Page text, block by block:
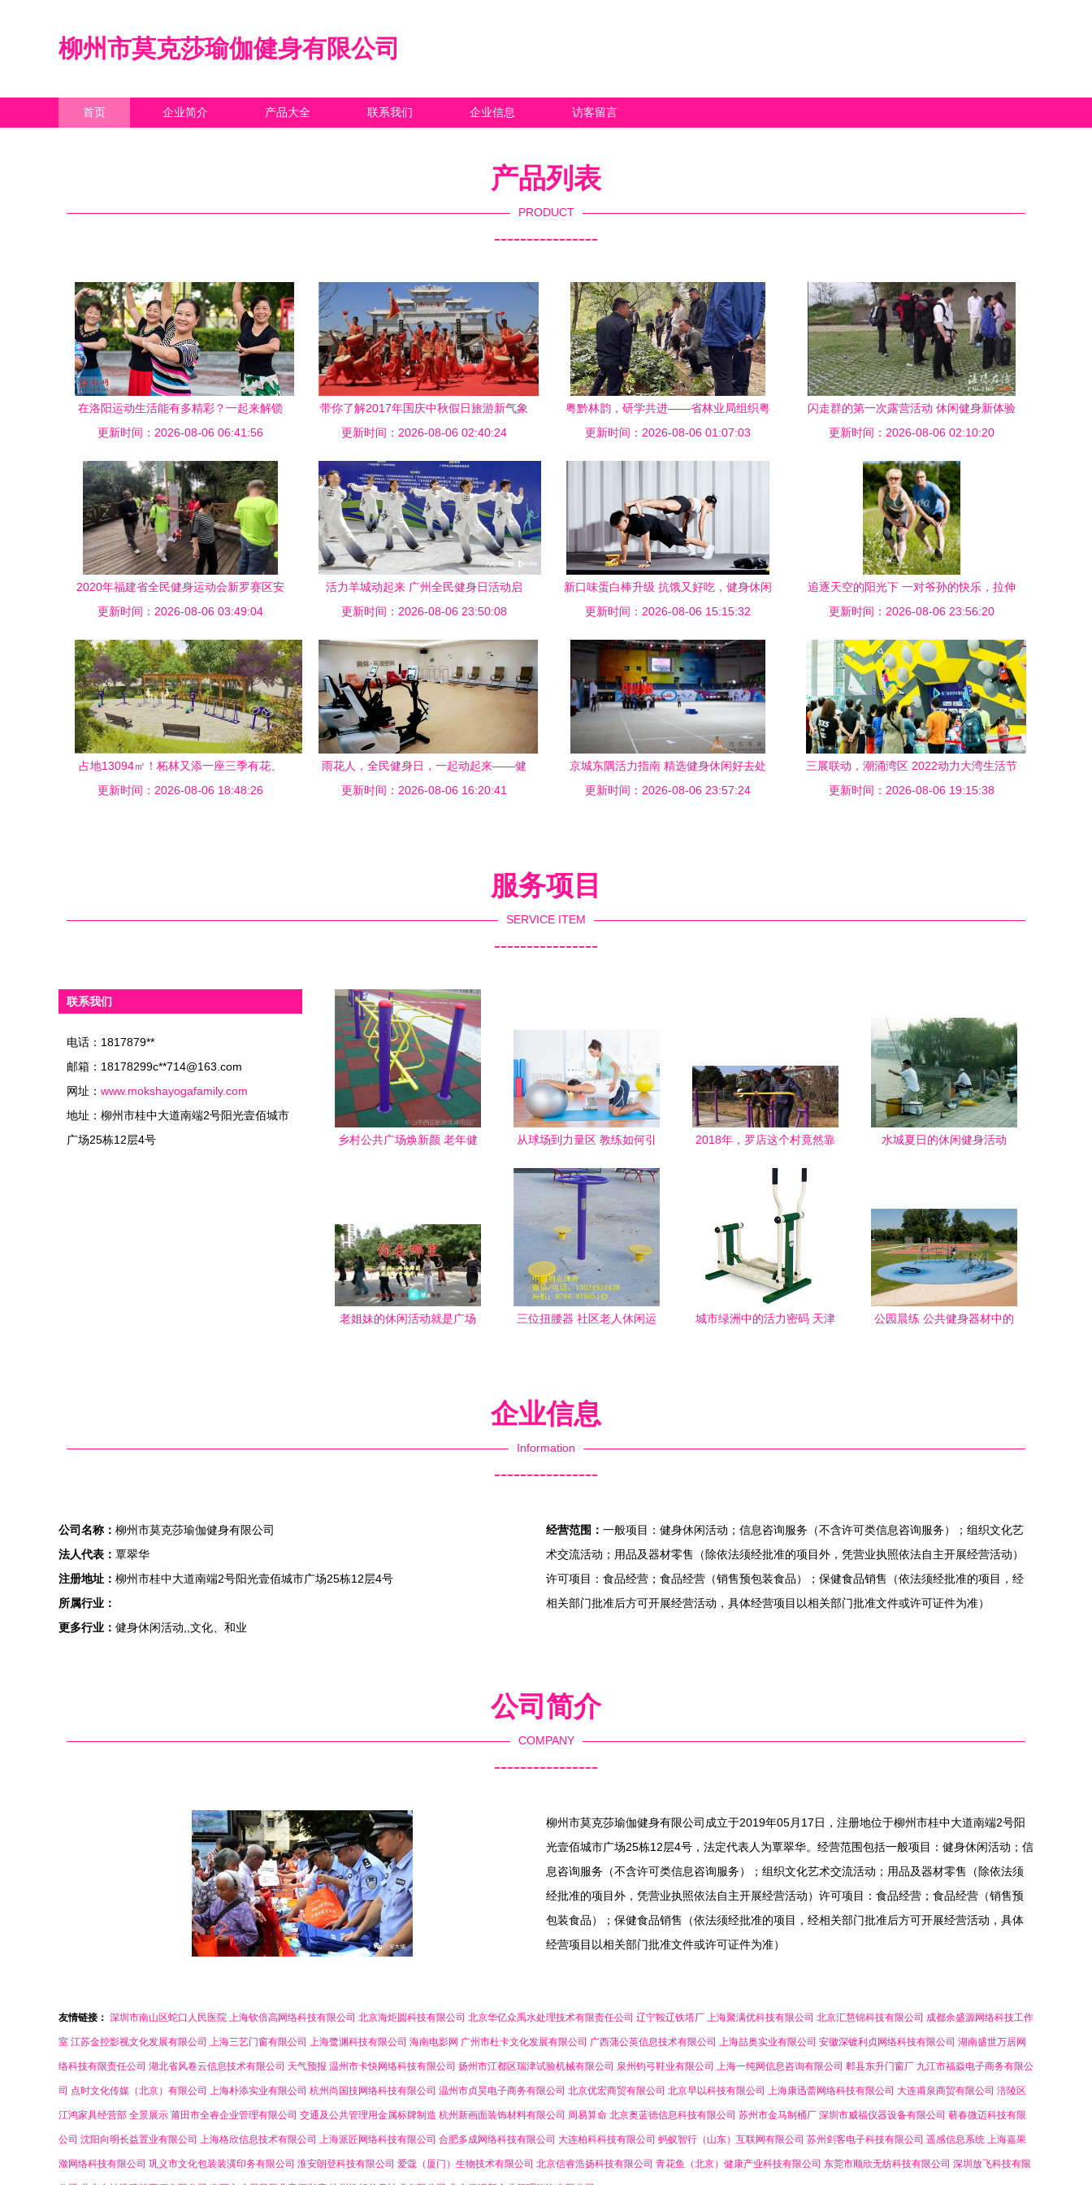
柳州市莫克莎瑜伽健身有限公司
首页 企业简介 产品大全 联系我们 企业信息 访客留言
产品列表
PRODUCT
----------------
在洛阳运动生活能有多精彩？一起来解锁
健身休闲新玩法！
更新时间：2026-08-06 06:41:56
带你了解2017年国庆中秋假日旅游新气象
濮阳引领健身休闲潮
更新时间：2026-08-06 02:40:24
粤黔林韵，研学共进——省林业局组织粤
黔林业学习交流人员开展集中研学与健身
更新时间：2026-08-06 01:07:03
闪走群的第一次露营活动 休闲健身新体验
更新时间：2026-08-06 02:10:20
2020年福建省全民健身运动会新罗赛区安
利栈道健步走活动圆满举行
更新时间：2026-08-06 03:49:04
活力羊城动起来 广州全民健身日活动启
动，50余项活动贯穿八月
更新时间：2026-08-06 23:50:08
新口味蛋白棒升级 抗饿又好吃，健身休闲
的理想伴侣
更新时间：2026-08-06 15:15:32
追逐天空的阳光下 一对爷孙的快乐，拉伸
在健康的对话里
更新时间：2026-08-06 23:56:20
占地13094㎡！柘林又添一座三季有花、
四季有景的新公园
更新时间：2026-08-06 18:48:26
雨花人，全民健身日，一起动起来——健
身休闲正当时
更新时间：2026-08-06 16:20:41
京城东隅活力指南 精选健身休闲好去处
更新时间：2026-08-06 23:57:24
三展联动，潮涌湾区 2022动力大湾生活节
聚力打造多元运动空间与全民健身新风尚
更新时间：2026-08-06 19:15:38
服务项目
SERVICE ITEM
----------------
联系我们
电话：1817879**
邮箱：18178299c**714@163.com
网址： www.mokshayogafamily.com
地址：柳州市桂中大道南端2号阳光壹佰城市
广场25栋12层4号
乡村公共广场焕新颜 老年健
从球场到力量区 教练如何引
2018年，罗店这个村竟然靠
水城夏日的休闲健身活动
老姐妹的休闲活动就是广场
三位扭腰器 社区老人休闲运
城市绿洲中的活力密码 天津
公园晨练 公共健身器材中的
企业信息
Information
----------------
公司名称： 柳州市莫克莎瑜伽健身有限公司
法人代表： 覃翠华
注册地址： 柳州市桂中大道南端2号阳光壹佰城市广场25栋12层4号
所属行业：
更多行业： 健身休闲活动,,文化、和业
经营范围： 一般项目：健身休闲活动；信息咨询服务（不含许可类信息咨询服务）；组织文化艺
术交流活动；用品及器材零售（除依法须经批准的项目外，凭营业执照依法自主开展经营活动）
许可项目：食品经营；食品经营（销售预包装食品）；保健食品销售（依法须经批准的项目，经
相关部门批准后方可开展经营活动，具体经营项目以相关部门批准文件或许可证件为准）
公司简介
COMPANY
----------------
柳州市莫克莎瑜伽健身有限公司成立于2019年05月17日，注册地位于柳州市桂中大道南端2号阳
光壹佰城市广场25栋12层4号，法定代表人为覃翠华。经营范围包括一般项目：健身休闲活动；信
息咨询服务（不含许可类信息咨询服务）；组织文化艺术交流活动；用品及器材零售（除依法须
经批准的项目外，凭营业执照依法自主开展经营活动）许可项目：食品经营；食品经营（销售预
包装食品）；保健食品销售（依法须经批准的项目，经相关部门批准后方可开展经营活动，具体
经营项目以相关部门批准文件或许可证件为准）
友情链接： 深圳市南山区蛇口人民医院 上海钦倍高网络科技有限公司 北京海炬圆科技有限公司 北京华亿众禹水处理技术有限责任公司 辽宁鞍辽铁塔厂 上海聚满优科技有限公司 北京汇慧锦科技有限公司 成都余盛源网络科技工作
室 江苏金控影视文化发展有限公司 上海三艺门窗有限公司 上海鹭渊科技有限公司 海南电影网 广州市杜卡文化发展有限公司 广西蒲公英信息技术有限公司 上海喆奥实业有限公司 安徽深镀利贞网络科技有限公司 湖南盛世万居网
络科技有限责任公司 湖北省风卷云信息技术有限公司 天气预报 温州市卡快网络科技有限公司 扬州市江都区瑞津试验机械有限公司 泉州钧弓鞋业有限公司 上海一纯网信息咨询有限公司 郫县东升门窗厂 九江市福焱电子商务有限公
司 点时文化传媒（北京）有限公司 上海朴添实业有限公司 杭州尚国技网络科技有限公司 温州市贞昊电子商务有限公司 北京优宏商贸有限公司 北京早以科技有限公司 上海康迅蕾网络科技有限公司 大连甫泉商贸有限公司 涪陵区
江鸿家具经营部 全景展示 莆田市全睿企业管理有限公司 交通及公共管理用金属标牌制造 杭州新画面装饰材料有限公司 周易算命 北京奥蓝德信息科技有限公司 苏州市金马制桶厂 深圳市威福仪器设备有限公司 蕲春微迈科技有限
公司 沈阳向明长益置业有限公司 上海格欣信息技术有限公司 上海派匠网络科技有限公司 合肥多成网络科技有限公司 大连柏科科技有限公司 蚂蚁智行（山东）互联网有限公司 苏州剑客电子科技有限公司 遥感信息系统 上海嘉果
潋网络科技有限公司 巩义市文化包装装潢印务有限公司 淮安朗登科技有限公司 爱蔻（厦门）生物技术有限公司 北京信睿浩扬科技有限公司 青花鱼（北京）健康产业科技有限公司 东莞市顺欣无纺科技有限公司 深圳放飞科技有限